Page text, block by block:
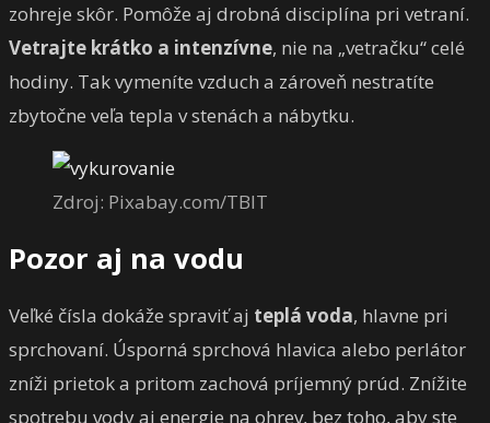
zohreje skôr. Pomôže aj drobná disciplína pri vetraní.
Vetrajte krátko a intenzívne, nie na „vetračku“ celé
hodiny. Tak vymeníte vzduch a zároveň nestratíte
zbytočne veľa tepla v stenách a nábytku.
Zdroj: Pixabay.com/TBIT
Pozor aj na vodu
Veľké čísla dokáže spraviť aj teplá voda, hlavne pri
sprchovaní. Úsporná sprchová hlavica alebo perlátor
zníži prietok a pritom zachová príjemný prúd. Znížite
spotrebu vody aj energie na ohrev, bez toho, aby ste